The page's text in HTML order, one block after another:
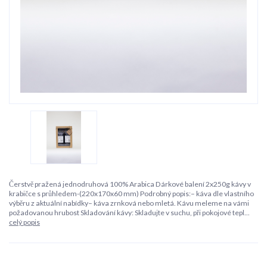
Čerstvě pražená jednodruhová 100% Arabica Dárkové balení 2x250g kávy v
krabičce s průhledem-(220x170x60 mm) Podrobný popis:– káva dle vlastního
výběru z aktuální nabídky– káva zrnková nebo mletá. Kávu meleme na vámi
požadovanou hrubost Skladování kávy: Skladujte v suchu, při pokojové tepl...
celý popis